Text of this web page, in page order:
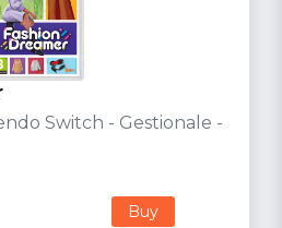
Switch - Gestionale -
Buy